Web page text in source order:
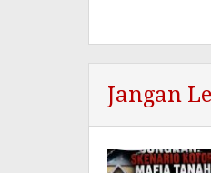
Jangan